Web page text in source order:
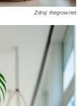
Zdroj: thegrow.net